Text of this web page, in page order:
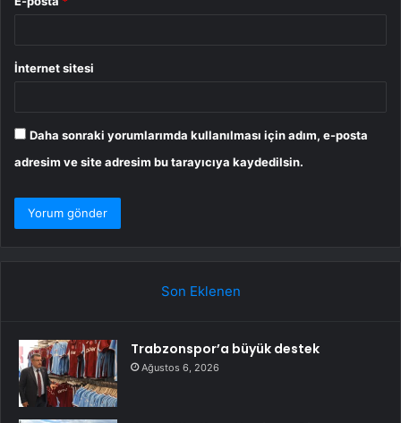
İnternet sitesi
Daha sonraki yorumlarımda kullanılması için adım, e-posta
adresim ve site adresim bu tarayıcıya kaydedilsin.
Son Eklenen
Trabzonspor’a büyük destek
Ağustos 6, 2026